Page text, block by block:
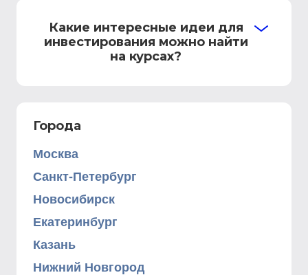
Какие интересные идеи для
инвестирования можно найти
на курсах?
Города
Москва
Санкт-Петербург
Новосибирск
Екатеринбург
Казань
Нижний Новгород